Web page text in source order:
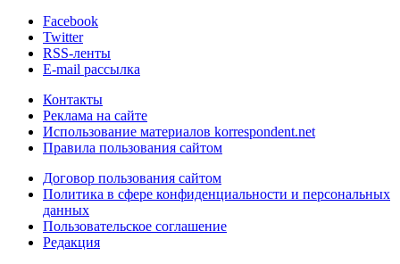
Facebook
Twitter
RSS-ленты
E-mail рассылка
Контакты
Реклама на сайте
Использование материалов korrespondent.net
Правила пользования сайтом
Договор пользования сайтом
Политика в сфере конфиденциальности и персональных
данных
Пользовательское соглашение
Редакция